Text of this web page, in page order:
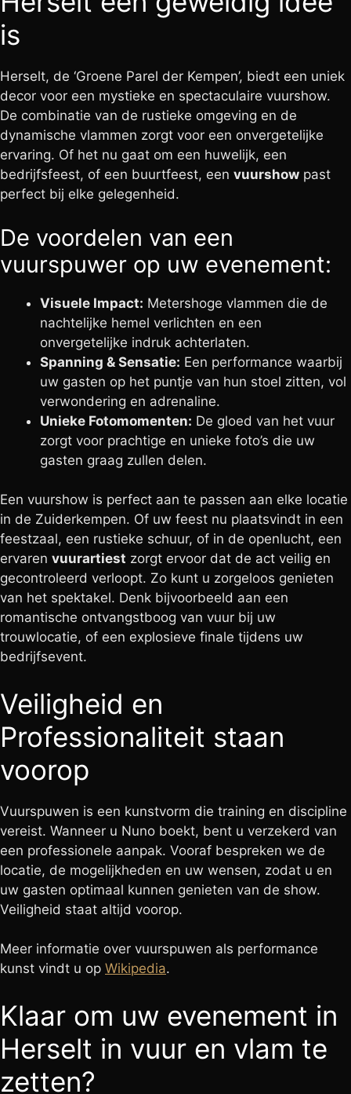
is
Herselt, de ‘Groene Parel der Kempen’, biedt een uniek
decor voor een mystieke en spectaculaire vuurshow.
De combinatie van de rustieke omgeving en de
dynamische vlammen zorgt voor een onvergetelijke
ervaring. Of het nu gaat om een huwelijk, een
bedrijfsfeest, of een buurtfeest, een vuurshow past
perfect bij elke gelegenheid.
De voordelen van een
vuurspuwer op uw evenement:
Visuele Impact: Metershoge vlammen die de
nachtelijke hemel verlichten en een
onvergetelijke indruk achterlaten.
Spanning & Sensatie: Een performance waarbij
uw gasten op het puntje van hun stoel zitten, vol
verwondering en adrenaline.
Unieke Fotomomenten: De gloed van het vuur
zorgt voor prachtige en unieke foto’s die uw
gasten graag zullen delen.
Een vuurshow is perfect aan te passen aan elke locatie
in de Zuiderkempen. Of uw feest nu plaatsvindt in een
feestzaal, een rustieke schuur, of in de openlucht, een
ervaren vuurartiest zorgt ervoor dat de act veilig en
gecontroleerd verloopt. Zo kunt u zorgeloos genieten
van het spektakel. Denk bijvoorbeeld aan een
romantische ontvangstboog van vuur bij uw
trouwlocatie, of een explosieve finale tijdens uw
bedrijfsevent.
Veiligheid en
Professionaliteit staan
voorop
Vuurspuwen is een kunstvorm die training en discipline
vereist. Wanneer u Nuno boekt, bent u verzekerd van
een professionele aanpak. Vooraf bespreken we de
locatie, de mogelijkheden en uw wensen, zodat u en
uw gasten optimaal kunnen genieten van de show.
Veiligheid staat altijd voorop.
Meer informatie over vuurspuwen als performance
kunst vindt u op Wikipedia.
Klaar om uw evenement in
Herselt in vuur en vlam te
zetten?